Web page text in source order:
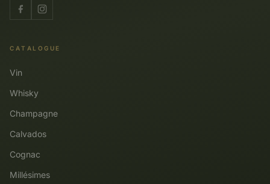
CATALOGUE
Vin
Whisky
Champagne
Calvados
Cognac
Millésimes